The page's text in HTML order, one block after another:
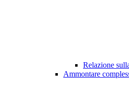
Relazione
Ammontare